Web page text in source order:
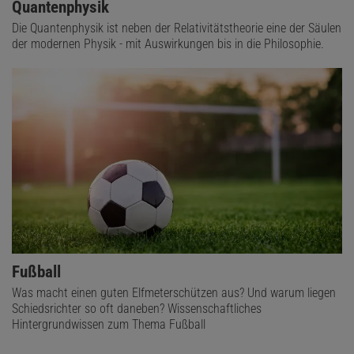
Quantenphysik
Die Quantenphysik ist neben der Relativitätstheorie eine der Säulen
der modernen Physik - mit Auswirkungen bis in die Philosophie.
Fußball
Was macht einen guten Elfmeterschützen aus? Und warum liegen
Schiedsrichter so oft daneben? Wissenschaftliches
Hintergrundwissen zum Thema Fußball